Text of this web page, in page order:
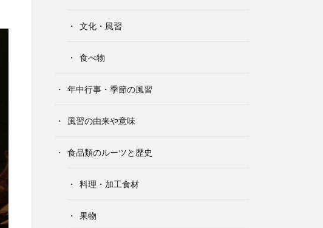
文化・風習
食べ物
年中行事・季節の風習
風習の由来や意味
食品類のルーツと歴史
料理・加工食材
果物